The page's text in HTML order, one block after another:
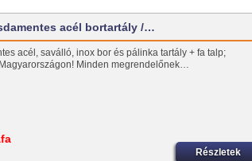
acél bortartály /…
acél, saválló, inox bor és pálinka tartály + fa talp;
Minden megrendelőnek…
Részletek